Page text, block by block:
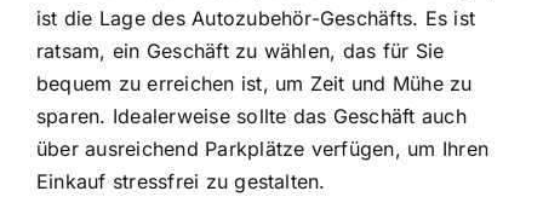
ist die Lage des Autozubehör-Geschäfts. Es ist
ratsam, ein Geschäft zu wählen, das für Sie
bequem zu erreichen ist, um Zeit und Mühe zu
sparen. Idealerweise sollte das Geschäft auch
über ausreichend Parkplätze verfügen, um Ihren
Einkauf stressfrei zu gestalten.